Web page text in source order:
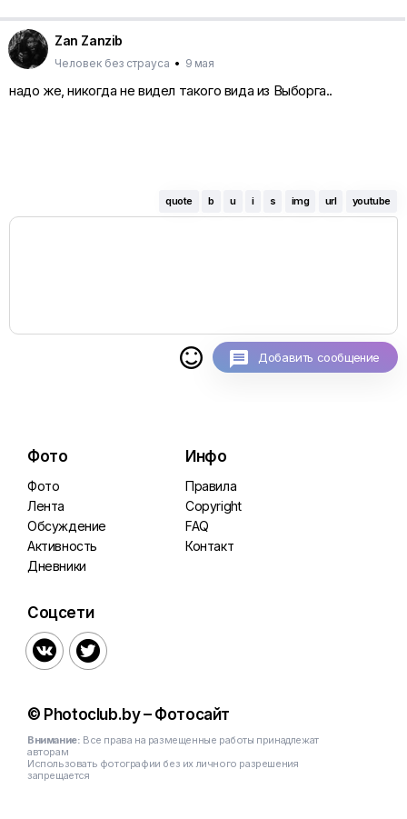
Zan Zanzib
Человек без страуса • 9 мая
надо же, никогда не видел такого вида из Выборга..
quote b u i s img url youtube
 Добавить сообщение
Фото
Фото
Лента
Обсуждение
Активность
Дневники
Инфо
Правила
Copyright
FAQ
Контакт
Соцсети
 
© Photoclub.by – Фотосайт
Внимание: Все права на размещенные работы принадлежат
авторам
Использовать фотографии без их личного разрешения
запрещается